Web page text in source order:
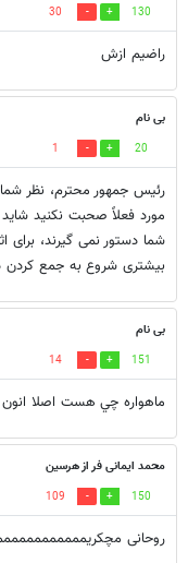
130
30
راضيم ازش
بی نام
20
1
رئیس جمهور محترم، نظر شما
مورد فعلاً صحبت نکنید
شما دستور نمی گیرند،
بیشتری شروع به جمع
بی نام
151
14
ماهواره چي هست اصلا
محمد ایمانی فر از هرسین
150
109
روحانی